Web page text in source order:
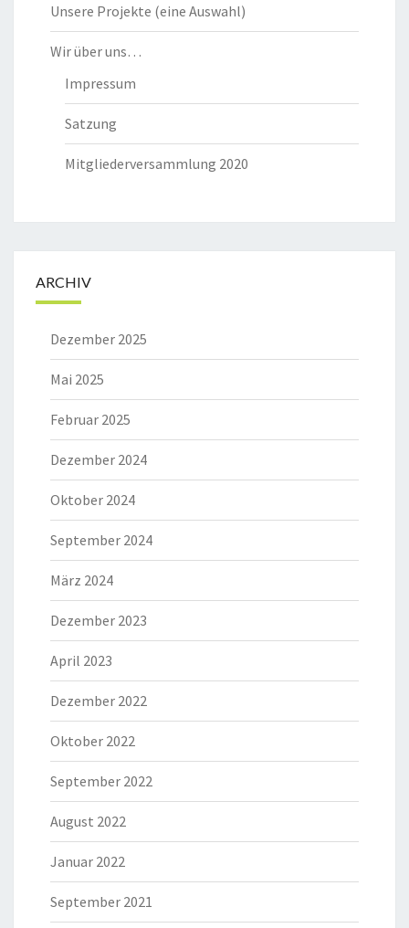
Unsere Projekte (eine Auswahl)
Wir über uns…
Impressum
Satzung
Mitgliederversammlung 2020
ARCHIV
Dezember 2025
Mai 2025
Februar 2025
Dezember 2024
Oktober 2024
September 2024
März 2024
Dezember 2023
April 2023
Dezember 2022
Oktober 2022
September 2022
August 2022
Januar 2022
September 2021